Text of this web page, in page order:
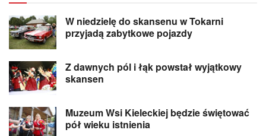
W niedzielę do skansenu w Tokarni
przyjadą zabytkowe pojazdy
Z dawnych pól i łąk powstał wyjątkowy
skansen
Muzeum Wsi Kieleckiej będzie świętować
pół wieku istnienia